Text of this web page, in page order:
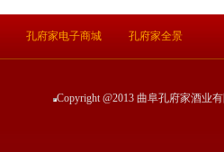
孔府家电子商城 孔府家全景
Copyright @2013 曲阜孔府家酒业